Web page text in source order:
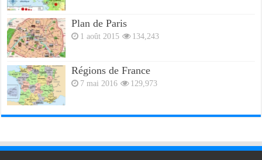
Plan de Paris
1 août 2015 134,243
Régions de France
7 mai 2016 129,973